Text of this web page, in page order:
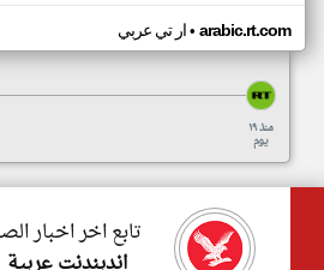
ار تي عربي• arabic.rt.com
منذ ١٩
يوم
تابع اخر اخبار